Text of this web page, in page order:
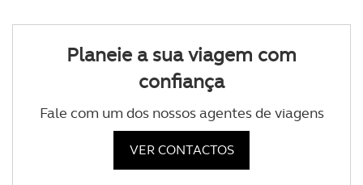
Planeie a sua viagem com
confiança
Fale com um dos nossos agentes de viagens
VER CONTACTOS